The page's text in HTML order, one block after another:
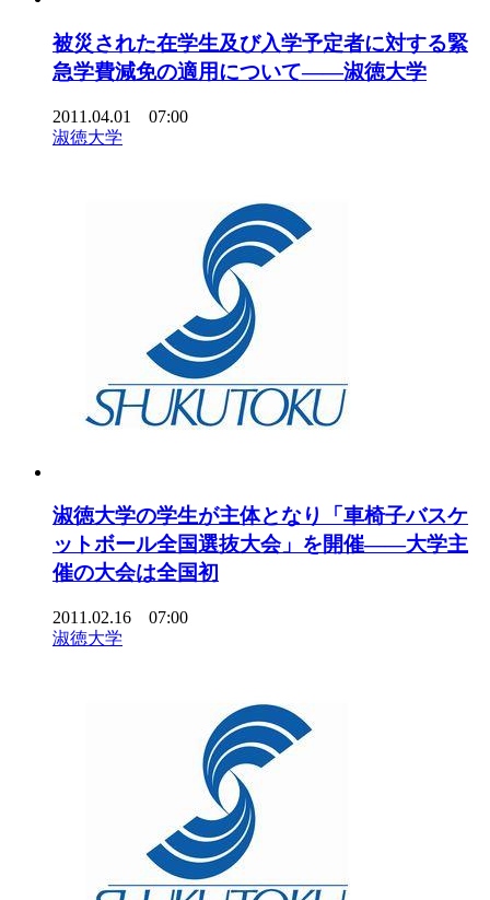
被災された在学生及び入学予定者に対する緊
急学費減免の適用について――淑徳大学
2011.04.01 07:00
淑徳大学
淑徳大学の学生が主体となり「車椅子バスケ
ットボール全国選抜大会」を開催――大学主
催の大会は全国初
2011.02.16 07:00
淑徳大学